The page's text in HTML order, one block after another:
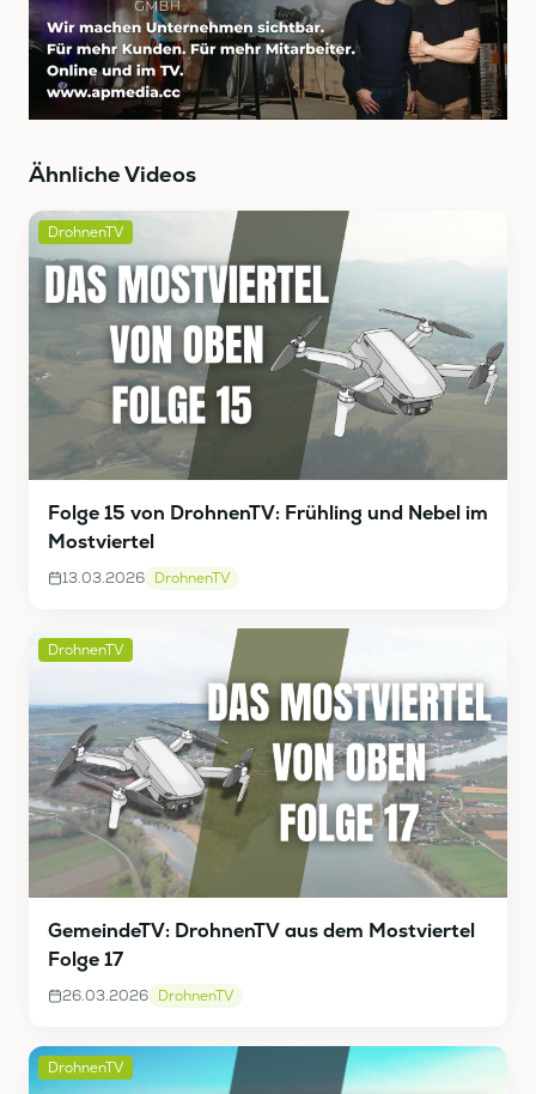
Ähnliche Videos
DrohnenTV
Folge 15 von DrohnenTV: Frühling und Nebel im
Mostviertel
13.03.2026 DrohnenTV
DrohnenTV
GemeindeTV: DrohnenTV aus dem Mostviertel
Folge 17
26.03.2026 DrohnenTV
DrohnenTV